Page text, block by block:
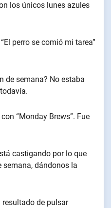
los únicos lunes azules
perro se comió mi tarea”
de semana? No estaba
“Monday Brews”. Fue
castigando por lo que
semana, dándonos la
resultado de pulsar